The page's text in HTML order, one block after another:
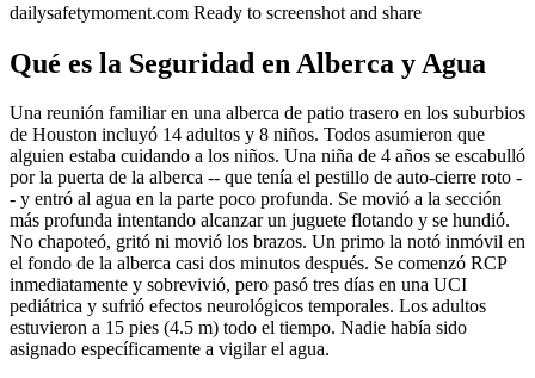
dailysafetymoment.com Ready to screenshot and share
Qué es la Seguridad en Alberca y Agua
Una reunión familiar en una alberca de patio trasero en los suburbios
de Houston incluyó 14 adultos y 8 niños. Todos asumieron que
alguien estaba cuidando a los niños. Una niña de 4 años se escabulló
por la puerta de la alberca -- que tenía el pestillo de auto-cierre roto -
- y entró al agua en la parte poco profunda. Se movió a la sección
más profunda intentando alcanzar un juguete flotando y se hundió.
No chapoteó, gritó ni movió los brazos. Un primo la notó inmóvil en
el fondo de la alberca casi dos minutos después. Se comenzó RCP
inmediatamente y sobrevivió, pero pasó tres días en una UCI
pediátrica y sufrió efectos neurológicos temporales. Los adultos
estuvieron a 15 pies (4.5 m) todo el tiempo. Nadie había sido
asignado específicamente a vigilar el agua.